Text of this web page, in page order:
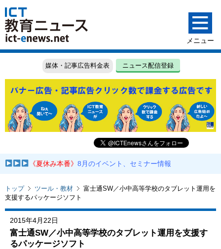
媒体・記事広告料金表 ニュース配信登録
《夏休み本番》8月のイベント、セミナー情報
トップ ツール・教材
富士通SW／小中高等学校のタブレット運用を
支援するパッケージソフト
2015年4月22日
富士通SW／小中高等学校のタブレット運用を支援す
るパッケージソフト